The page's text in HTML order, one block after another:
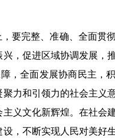
完整、准确、全面贯
，促进区域协调发展，
，全面发展协商民主，
力和引领力的社会主义
义文化新辉煌。在社会
，不断实现人民对美好